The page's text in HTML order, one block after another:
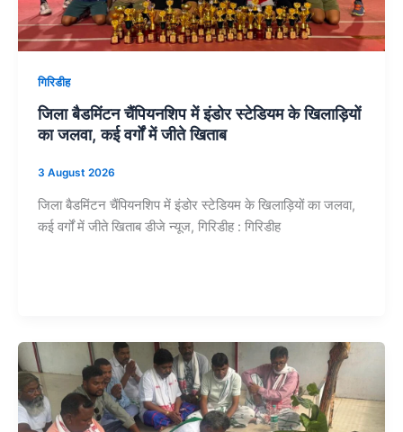
गिरिडीह
जिला बैडमिंटन चैंपियनशिप में इंडोर स्टेडियम के खिलाड़ियों
का जलवा, कई वर्गों में जीते खिताब
3 August 2026
जिला बैडमिंटन चैंपियनशिप में इंडोर स्टेडियम के खिलाड़ियों का जलवा,
कई वर्गों में जीते खिताब डीजे न्यूज, गिरिडीह : गिरिडीह